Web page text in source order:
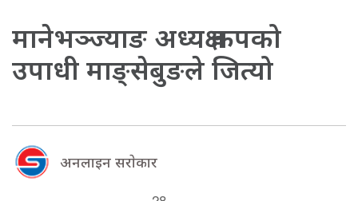
मानेभञ्ज्याङ अध्यक्ष कपको
उपाधी माङ्सेबुङले जित्यो
अनलाइन सराेकार